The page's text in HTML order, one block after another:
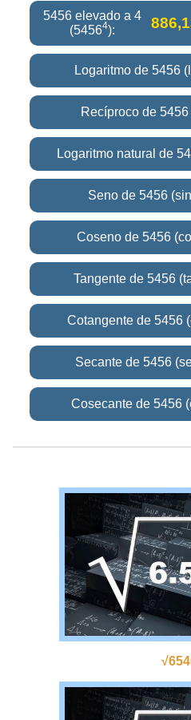
5456 elevado a 4
(54564):
Logaritmo de 5456
Recíproco de 5456
Logaritmo natural de
Seno de 5456
Coseno de 5456
Tangente de 5456
Cotangente de 5456
Secante de 5456
Cosecante de 5456